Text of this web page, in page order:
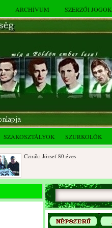
ARCHÍVUM SZERZŐI JOGOK
SZAKOSZTÁLYOK SZURKOLÓK
Cziráki József 80 éves
Dálnoki József 90 éves